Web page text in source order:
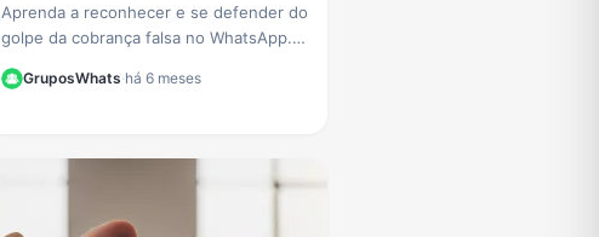
Aprenda a reconhecer e se defender do
golpe da cobrança falsa no WhatsApp.
seus dados e evitar prejuízos
GruposWhats·há 6 meses